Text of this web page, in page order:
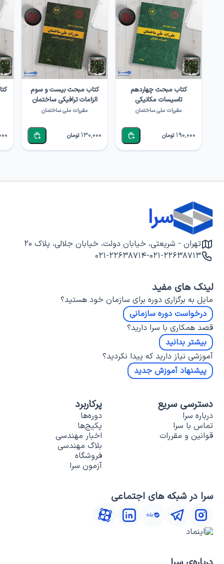
کتاب مبحث چهاردهم
تاسیسات مکانیکی
مقررات ملی ساختمان
190,000 تومان
کتاب مبحث بیست و سوم
الزامات ترافیکی ساختمان
مقررات ملی ساختمان
130,000 تومان
سرا
تهران - شریعتی، خیابان دولت، خیابان جلالی، پلاک ۲۰
۰۲۱-۲۲۶۳۸۷۱۳-۰۲۱-۲۲۶۳۸۷۱۴
لینک های مفید
مایل به برگزاری دوره برای سازمان خود هستید؟
درخواست دوره سازمانی
قصد همکاری با سرا دارید؟
بیشتر بدانید
آموزشی نیاز دارید که پیدا نکردید؟
پیشنهاد آموزش جدید
دسترسی سریع
درباره سرا
تماس با سرا
قوانین و مقررات
پرکاربرد
دوره‌ها
پکیج‌ها
اخبار مهندسی
بلاگ مهندسی
فروشگاه
آزمون سرا
سرا در شبکه های اجتماعی